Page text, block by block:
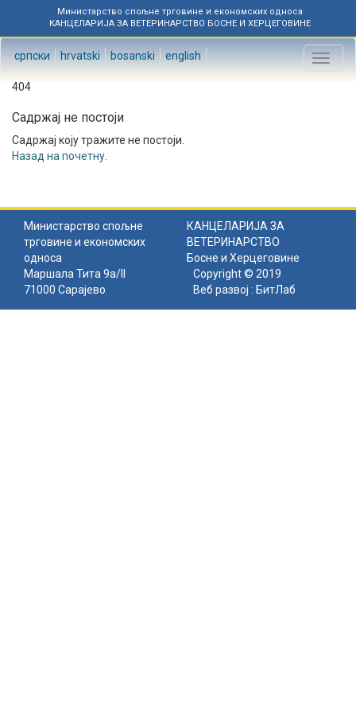
Министарство спољне трговине и економских односа
КАНЦЕЛАРИЈА ЗА ВЕТЕРИНАРСТВО БОСНЕ И ХЕРЦЕГОВИНЕ
српски hrvatski bosanski english
Toggle
404
Садржај не постоји
Садржај коју тражите не постоји.
Назад на почетну
Министарство спољне
трговине и економских
односа
КАНЦЕЛАРИЈА ЗА
ВЕТЕРИНАРСТВО
Босне и Херцеговине
Маршала Тита 9а/II
71000 Сарајево
Copyright © 2019
Веб развој : БитЛаб